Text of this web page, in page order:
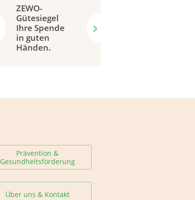
ZEWO-
Gütesiegel
Ihre Spende
in guten
Händen.
Prävention &
Gesundheitsförderung
Über uns & Kontakt